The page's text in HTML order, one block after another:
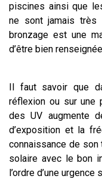
piscines ainsi que
ne sont jamais très
bronzage est une
d’être bien
Il faut savoir que
réflexion ou sur une
des UV augmente
d’exposition et la
connaissance de son
solaire avec le bon
l’ordre d’une urgence